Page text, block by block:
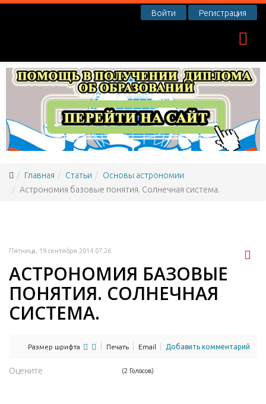
Войти Регистрация
Главная Статьи
Основы астрономии
Астрономия базовые понятия. Солнечная система.
Пятница, 19 сентября 2014 07:26
АСТРОНОМИЯ БАЗОВЫЕ
ПОНЯТИЯ. СОЛНЕЧНАЯ
СИСТЕМА.
Размер шрифта Печать Email Добавить комментарий
Оцените (2 Голосов)